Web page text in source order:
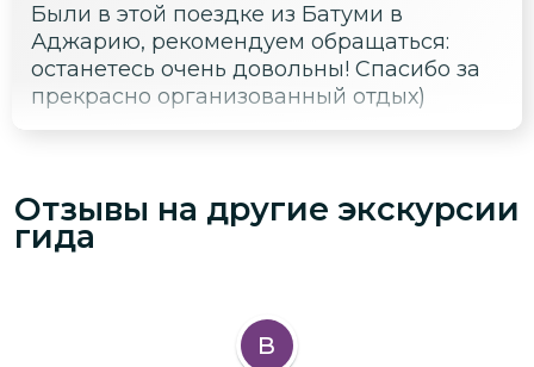
Были в этой поездке из Батуми в
Аджарию, рекомендуем обращаться:
останетесь очень довольны! Спасибо за
прекрасно организованный отдых)
Отзывы на другие экскурсии
гида
В